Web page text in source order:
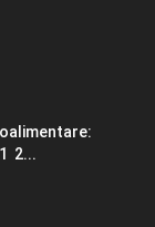
2...